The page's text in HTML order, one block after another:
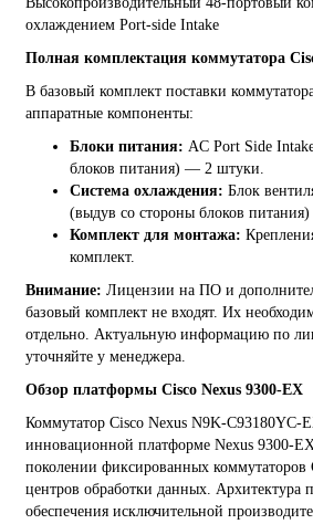
охлаждением Port-side Intake
Полная комплектация коммутатора
В базовый комплект поставки
аппаратные компоненты:
Блоки питания: AC Port Side
блоков питания) — 2 штуки.
Система охлаждения: Блок
(выдув со стороны блоков
Комплект для монтажа:
комплект.
Внимание: Лицензии на ПО и
базовый комплект не входят. Их
отдельно. Актуальную информацию по
уточняйте у менеджера.
Обзор платформы Cisco Nexus 9300-EX
Коммутатор Cisco Nexus N9K-C93180YC-
инновационной платформе Nexus 9300-
поколении фиксированных коммутаторов
центров обработки данных. Архитектура
обеспечения исключительной